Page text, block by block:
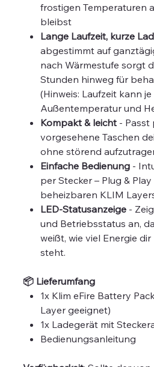
frostigen Temperaturen
bleibst
Lange Laufzeit, kurze
abgestimmt auf
nach Wärmestufe sorgt
Stunden hinweg für
(Hinweis: Laufzeit kann
Außentemperatur und
Kompakt & leicht - Passt
vorgesehene Taschen
ohne störend
Einfache Bedienung -
per Stecker – Plug &
beheizbaren KLIM
LED-Statusanzeige -
und Betriebsstatus an,
weißt, wie viel Energie
steht.
📦 Lieferumfang
1x Klim eFire Battery
Layer geeignet)
1x Ladegerät mit
Bedienungsanleitung